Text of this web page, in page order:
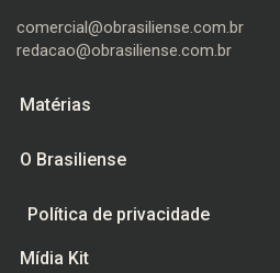
comercial@obrasiliense.com.br
redacao@obrasiliense.com.br
Matérias
O Brasiliense
Política de privacidade
Mídia Kit